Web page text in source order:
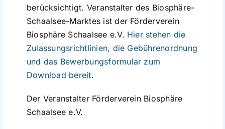
berücksichtigt. Veranstalter des Biosphäre-
Schaalsee-Marktes ist der Förderverein
Biosphäre Schaalsee e.V. Hier stehen die
Zulassungsrichtlinien, die Gebührenordnung
und das Bewerbungsformular zum
Download bereit.
Der Veranstalter Förderverein Biosphäre
Schaalsee e.V.